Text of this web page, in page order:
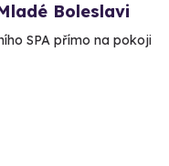
Boleslavi
SPA přímo na pokoji